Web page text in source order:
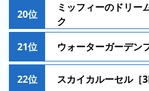
ン
キ
ン
グ
ラ
ン
キ
ン
グ
20位
ミッフィーのドリー
ク
21位 ウォーターガーデン
22位 スカイカルーセル［